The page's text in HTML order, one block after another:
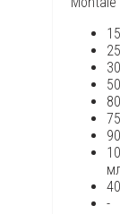
-